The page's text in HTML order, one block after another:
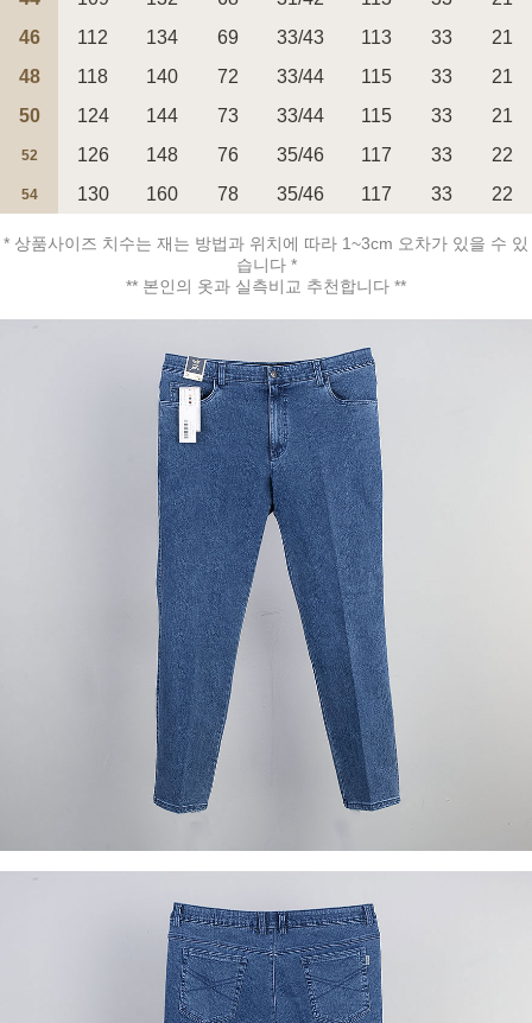
페이코 ID로 페
PAYCO 바로구매
46
112 134 69 33/43 113 33
21
48
118 140 72 33/44 115 33
21
50
124 144 73 33/44 115 33 21
52 126 148 76 35/46 117 33 22
54 130 160 78 35/46 117 33 22
* 상품사이즈 치수는 재는 방법과 위치에 따라 1~3cm 오차가 있을 수 있
습니다 *
** 본인의 옷과 실측비교 추천합니다 **